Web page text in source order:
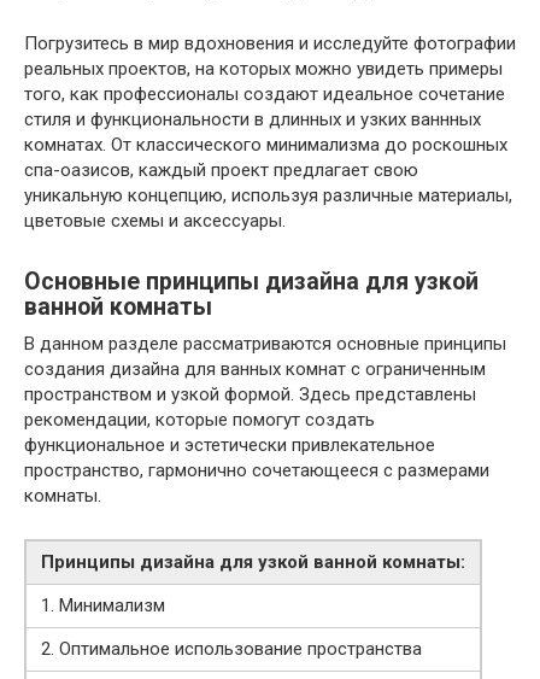
Погрузитесь в мир вдохновения и исследуйте фотографии
реальных проектов, на которых можно увидеть примеры
того, как профессионалы создают идеальное сочетание
стиля и функциональности в длинных и узких ваннных
комнатах. От классического минимализма до роскошных
спа-оазисов, каждый проект предлагает свою
уникальную концепцию, используя различные материалы,
цветовые схемы и аксессуары.
Основные принципы дизайна для узкой
ванной комнаты
В данном разделе рассматриваются основные принципы
создания дизайна для ванных комнат с ограниченным
пространством и узкой формой. Здесь представлены
рекомендации, которые помогут создать
функциональное и эстетически привлекательное
пространство, гармонично сочетающееся с размерами
комнаты.
Принципы дизайна для узкой ванной комнаты:
1. Минимализм
2. Оптимальное использование пространства